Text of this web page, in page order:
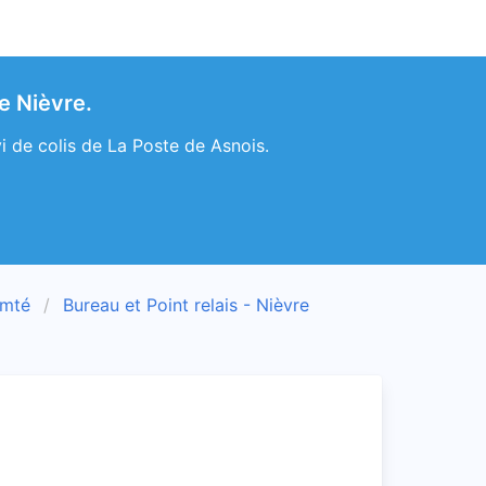
Nièvre.
de colis de La Poste de Asnois.
Bureau et Point relais - Nièvre